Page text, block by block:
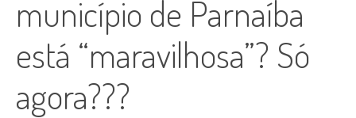
município de Parnaíba
está “maravilhosa”? Só
agora???